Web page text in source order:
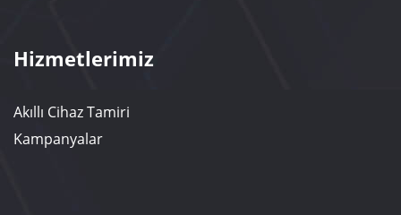
Hizmetlerimiz
Akıllı Cihaz Tamiri
Kampanyalar